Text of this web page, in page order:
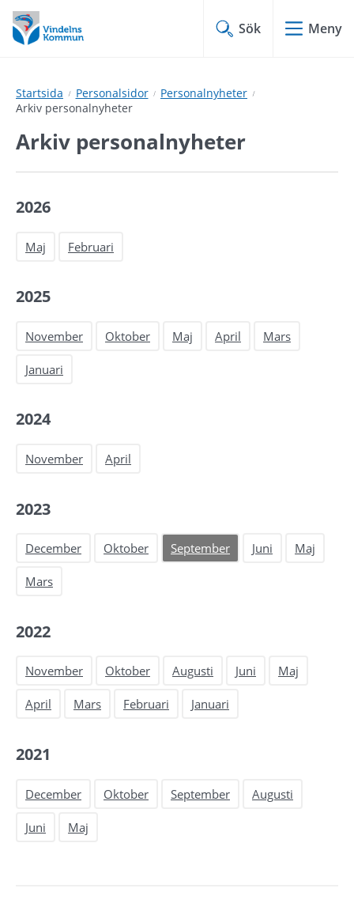
Hoppa
till
innehåll
Hoppa
till
undermeny
Sök Meny
Startsida Personalsidor
Personalnyheter
Arkiv personalnyheter
Arkiv personalnyheter
2026
Maj Februari
2025
November Oktober Maj April Mars
Januari
2024
November April
2023
December Oktober September Juni Maj
Mars
2022
November Oktober Augusti Juni Maj
April Mars Februari Januari
2021
December Oktober September Augusti
Juni Maj